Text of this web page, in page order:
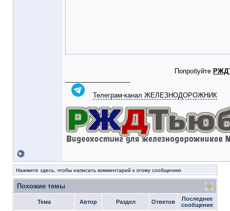
Попробуйте
Телеграм-канал ЖЕЛЕЗНОДОРОЖНИК
Нажмите здесь, чтобы написать комментарий к этому сообщению
Похожие темы
Тема Автор Раздел Ответов
Последнее
сообщение